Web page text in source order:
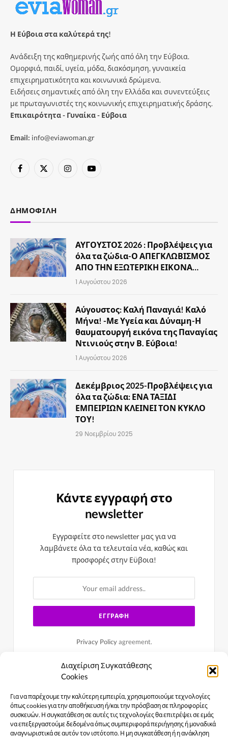
Διαχείριση Συγκατάθεσης
Cookies
Για να παρέχουμε την καλύτερη εμπειρία, χρησιμοποιούμε τεχνολογίες
όπως cookies για την αποθήκευση ή/και την πρόσβαση σε πληροφορίες
συσκευών. Η συγκατάθεση σε αυτές τις τεχνολογίες θα επιτρέψει σε εμάς
να επεξεργαστούμε δεδομένα όπως συμπεριφορά περιήγησης ή μοναδικά
αναγνωριστικά σε αυτόν τον ιστότοπο. Η μη συγκατάθεση ή η ανάκληση
Η Εύβοια στα καλύτερά της!
Ανάδειξη της καθημερινής ζωής από όλη την Εύβοια.
Ομορφιά, παιδί, υγεία, μόδα, διακόσμηση, γυναικεία
επιχειρηματικότητα και κοινωνικά δρώμενα.
Ειδήσεις σημαντικές από όλη την Ελλάδα και συνεντεύξεις
με πρωταγωνιστές της κοινωνικής επιχειρηματικής δράσης.
Επικαιρότητα - Γυναίκα - Εύβοια
Email: info@eviawoman.gr
Facebook
X
InstagramYouTube
ΔΗΜΟΦΙΛΉ
ΑΥΓΟΥΣΤΟΣ 2026 : Προβλέψεις για
όλα τα ζώδια-Ο ΑΠΕΓΚΛΩΒΙΣΜΟΣ
ΑΠΟ ΤΗΝ ΕΞΩΤΕΡΙΚΗ ΕΙΚΟΝΑ…
1 Αυγούστου 2026
Αύγουστος: Καλή Παναγιά! Καλό
Μήνα! -Με Υγεία και Δύναμη-Η
θαυματουργή εικόνα της Παναγίας
Ντινιούς στην Β. Εύβοια!
1 Αυγούστου 2026
Δεκέμβριος 2025-Προβλέψεις για
όλα τα ζώδια: ΕΝΑ ΤΑΞΙΔΙ
ΕΜΠΕΙΡΙΩΝ ΚΛΕΙΝΕΙ ΤΟΝ ΚΥΚΛΟ
ΤΟΥ!
29 Νοεμβρίου 2025
Κάντε εγγραφή στο
newsletter
Εγγραφείτε στο newsletter μας για να
λαμβάνετε όλα τα τελευταία νέα, καθώς και
προσφορές στην Εϋβοια!
Privacy Policyagreement.